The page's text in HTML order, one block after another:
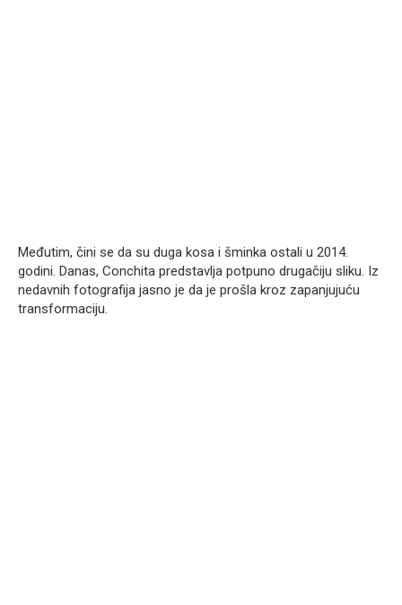
Međutim, čini se da su duga kosa i šminka ostali u 2014.
godini. Danas, Conchita predstavlja potpuno drugačiju sliku. Iz
nedavnih fotografija jasno je da je prošla kroz zapanjujuću
transformaciju.